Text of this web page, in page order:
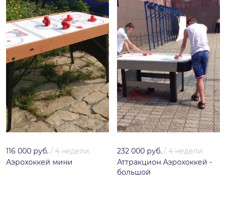
116 000 руб. / 4 недели
Аэрохоккей мини
232 000 руб. / 4 недели
Аттракцион Аэрохоккей -
большой